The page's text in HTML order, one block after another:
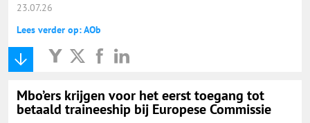
23.07.26
Lees verder op: AOb
Mbo’ers krijgen voor het eerst toegang tot
betaald traineeship bij Europese Commissie